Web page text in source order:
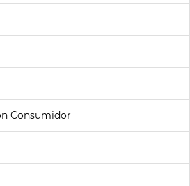
Consumidor